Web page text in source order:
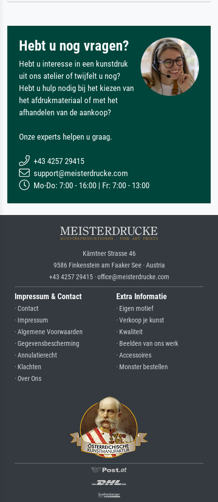
Hebt u nog vragen?
Hebt u interesse in een kunstdruk
uit ons atelier of twijfelt u nog?
Hebt u hulp nodig bij het kiezen van
het afdrukmateriaal of met het
afhandelen van de aankoop?
Onze experts helpen u graag.
+43 4257 29415
support@meisterdrucke.com
Mo-Do: 7:00 - 16:00 | Fr: 7:00 - 13:00
Kärntner Strasse 46
9586 Finkenstein am Faaker See · Austria
+43 4257 29415 · office@meisterdrucke.com
Impressum & Contact
· Contact
· Impressum
· Algemene Voorwaarden
· Gegevensbescherming
· Annulatierecht
· Klachten
· Over Ons
Extra Informatie
· Eigen motief
· Verkoop je kunst
· Kwaliteit
· Beelden van ons werk
· Accessoires
· Monster bestellen